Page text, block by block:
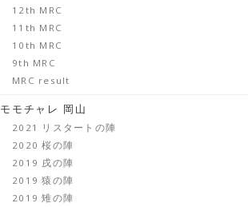
12th MRC
11th MRC
10th MRC
9th MRC
MRC result
モモチャレ 岡山
2021 リスタートの陣
2020 桜の陣
2019 戌の陣
2019 猿の陣
2019 雉の陣